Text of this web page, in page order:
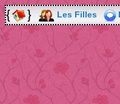
Les Filles